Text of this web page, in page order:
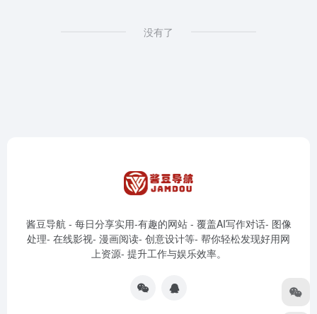
没有了
酱豆导航 - 每日分享实用-有趣的网站 - 覆盖AI写作对话- 图像
处理- 在线影视- 漫画阅读- 创意设计等- 帮你轻松发现好用网
上资源- 提升工作与娱乐效率。